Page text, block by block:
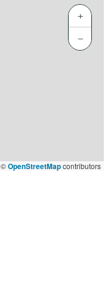
+
−
©OpenStreetMapcontributors